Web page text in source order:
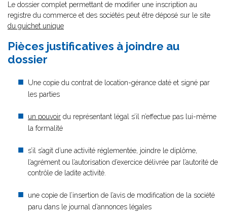
Le dossier complet permettant de modifier une inscription au
registre du commerce et des sociétés peut être déposé sur le site
du guichet unique
Pièces justificatives à joindre au
dossier
Une copie du contrat de location-gérance daté et signé par
les parties
un pouvoir du représentant légal s’il n’effectue pas lui-même
la formalité
s’il s’agit d’une activité réglementée, joindre le diplôme,
l’agrément ou l’autorisation d’exercice délivrée par l’autorité de
contrôle de ladite activité.
une copie de l’insertion de l’avis de modification de la société
paru dans le journal d’annonces légales